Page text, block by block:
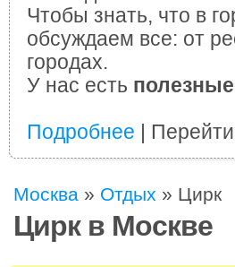
Чтобы знать, что в
обсуждаем все: от
городах.
У нас есть
Подробнее |
Москва » Отдых » Цирк
Цирк в Москве